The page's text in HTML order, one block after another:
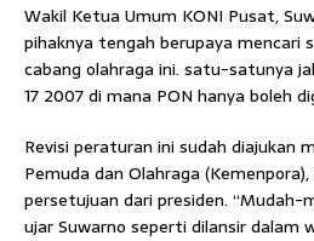
Wakil Ketua Umum KONI Pusat,
pihaknya tengah berupaya mencari
cabang olahraga ini. satu-satunya
17 2007 di mana PON hanya boleh
Revisi peraturan ini sudah diajukan
Pemuda dan Olahraga
persetujuan dari presiden. “Mudah-
ujar Suwarno seperti dilansir dalam